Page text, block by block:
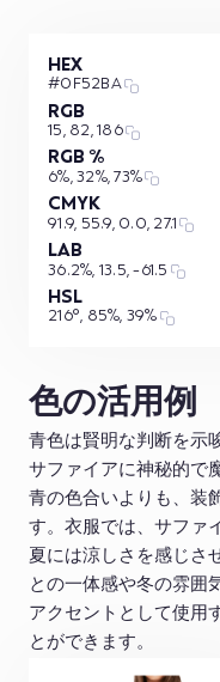
色の活用例
青色は賢明な判断を示
サファイアに神秘的で
青の色合いよりも、装
す。衣服では、サファ
夏には涼しさを感じさ
との一体感や冬の雰囲
アクセントとして使用
とができます。
HEX
#0F52BA
RGB
15, 82, 186
RGB %
6%, 32%, 73%
CMYK
91.9, 55.9, 0.0, 27.1
LAB
36.2%, 13.5, -61.5
HSL
216°, 85%, 39%